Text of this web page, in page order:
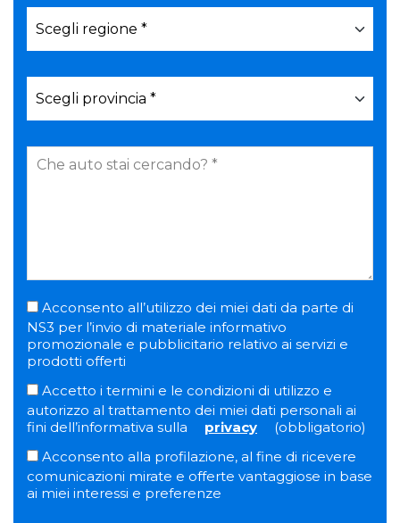
Acconsento all’utilizzo dei miei dati da parte di
NS3 per l’invio di materiale informativo
promozionale e pubblicitario relativo ai servizi e
prodotti offerti
Accetto i termini e le condizioni di utilizzo e
autorizzo al trattamento dei miei dati personali ai
fini dell’informativa sulla
privacy
(obbligatorio)
Acconsento alla profilazione, al fine di ricevere
comunicazioni mirate e offerte vantaggiose in base
ai miei interessi e preferenze